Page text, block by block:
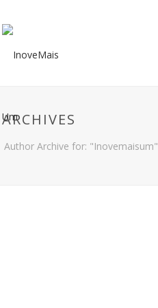
ARCHIVES
Author Archive for: "Inovemaisum"